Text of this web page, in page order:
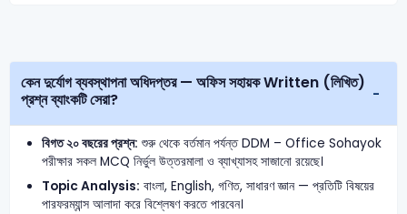
কেন দুর্যোগ ব্যবস্থাপনা অধিদপ্তর — অফিস সহায়ক Written (লিখিত)
প্রশ্ন ব্যাংকটি সেরা?
বিগত ২০ বছরের প্রশ্ন: শুরু থেকে বর্তমান পর্যন্ত DDM – Office Sohayok
পরীক্ষার সকল MCQ নির্ভুল উত্তরমালা ও ব্যাখ্যাসহ সাজানো রয়েছে।
Topic Analysis: বাংলা, English, গণিত, সাধারণ জ্ঞান — প্রতিটি বিষয়ের
পারফরম্যান্স আলাদা করে বিশ্লেষণ করতে পারবেন।